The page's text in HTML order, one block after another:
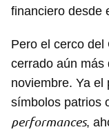
financiero desde
Pero el cerco del
cerrado aún más
noviembre. Ya el
símbolos patrios
performances,